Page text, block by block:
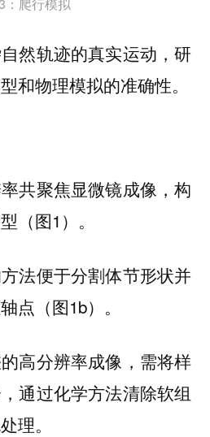
然轨迹的真实运动，研
和物理模拟的准确性。
共聚焦显微镜成像，构
（图1）。
法便于分割体节形状并
点（图1b）。
高分辨率成像，需将样
通过化学方法清除软组
理。